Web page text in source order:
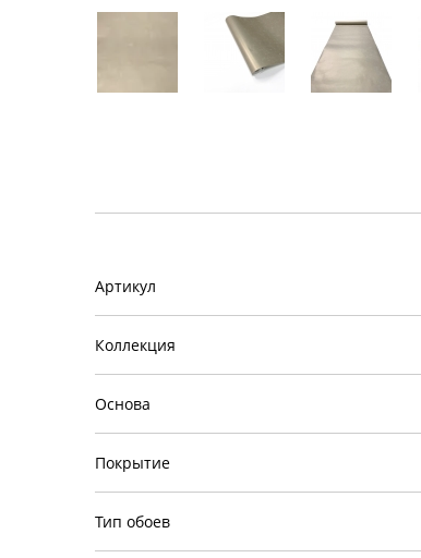
Артикул
Коллекция
Основа
Покрытие
Тип обоев